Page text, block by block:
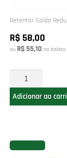
Retentor Saída
R$ 58,00
ou R$ 55,10 no boleto
Adicionar ao